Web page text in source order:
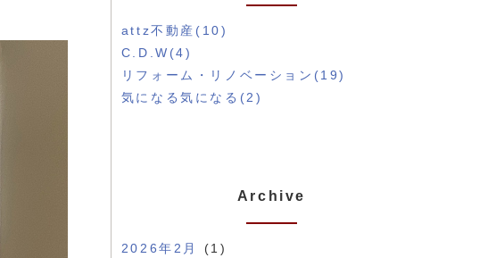
attz不動産(10)
C.D.W(4)
リフォーム・リノベーション(19)
気になる気になる(2)
Archive
2026年2月
(1)